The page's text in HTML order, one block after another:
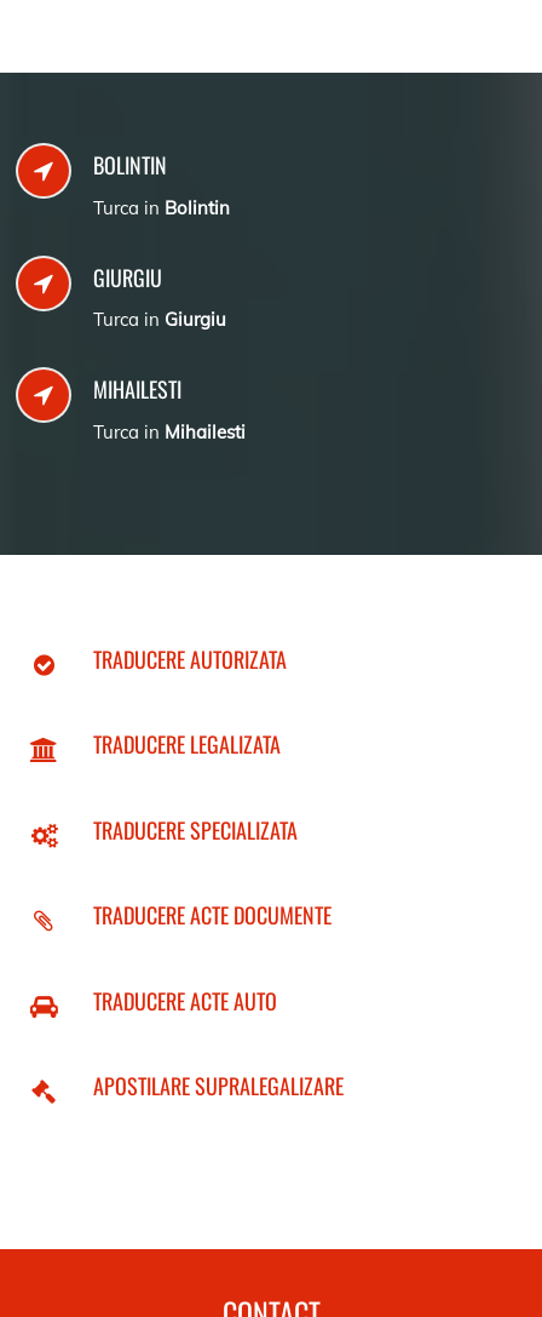
BOLINTIN
Turca in Bolintin
GIURGIU
Turca in Giurgiu
MIHAILESTI
Turca in Mihailesti
TRADUCERE AUTORIZATA
TRADUCERE LEGALIZATA
TRADUCERE SPECIALIZATA
TRADUCERE ACTE DOCUMENTE
TRADUCERE ACTE AUTO
APOSTILARE SUPRALEGALIZARE